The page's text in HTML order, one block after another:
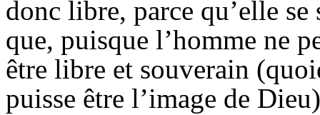
donc libre, parce qu’elle
que, puisque l’homme ne
être libre et souverain
puisse être l’image de